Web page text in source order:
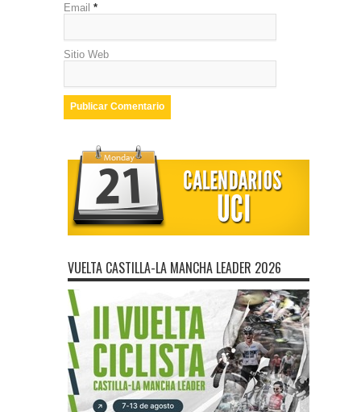
Email *
Sitio Web
VUELTA CASTILLA-LA MANCHA LEADER 2026